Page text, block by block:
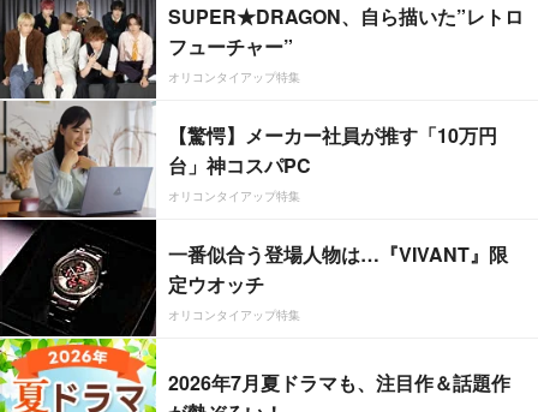
SUPER★DRAGON、自ら描いた”レトロ
フューチャー”
オリコンタイアップ特集
【驚愕】メーカー社員が推す「10万円
台」神コスパPC
オリコンタイアップ特集
一番似合う登場人物は…『VIVANT』限
定ウオッチ
オリコンタイアップ特集
2026年7月夏ドラマも、注目作＆話題作